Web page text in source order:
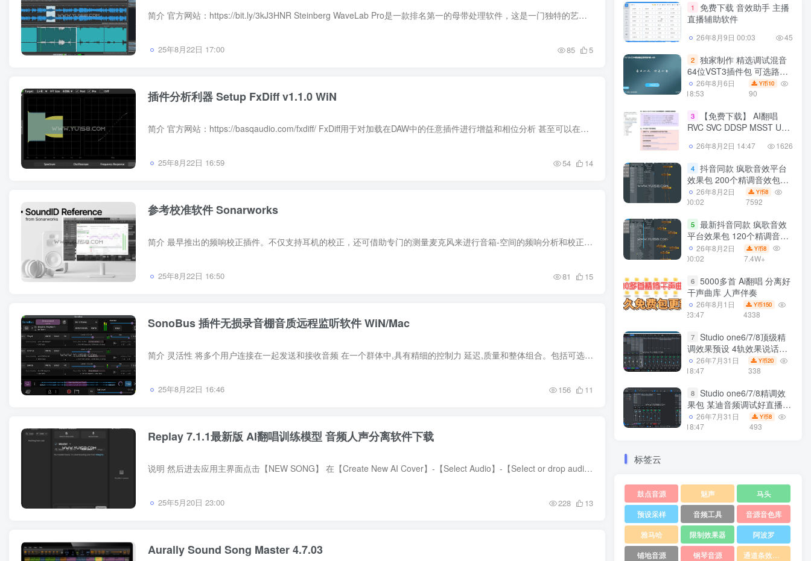
简介 官方网站：https://bit.ly/3kJ3HNR Steinberg WaveLab Pro是一款排名第一的母带处理软件，这是一门独特的艺术， 25 年来，WaveLab 一直是母带专业人士的首选。 WaveLab 是一个完整的母带处...
25年8月22日 17:00 85 5
插件分析利器 Setup FxDiff v1.1.0 WiN
简介 官方网站：https://basqaudio.com/fxdiff/ FxDiff用于对加载在DAW中的任意插件进行增益和相位分析 甚至可以在没有EQ曲线GUI的情况下呈现EQ插件的增益曲线 检查压缩器插件的压缩曲线和饱和...
25年8月22日 16:59 54 14
参考校准软件 Sonarworks
简介 最早推出的频响校正插件。不仅支持耳机的校正，还可借助专门的测量麦克风来进行音箱-空间的频响分析和校正（需升级功能版本），最高可支持9.1.6声道。而且在校正耳机的同时，还可进行空间...
25年8月22日 16:50 81 15
SonoBus 插件无损录音棚音质远程监听软件 WiN/Mac
简介 灵活性 将多个用户连接在一起发送和接收音频 在一个群体中,具有精细的控制力 延迟,质量和整体组合。包括可选输入 压缩、噪声栅极和 EQ 效应,以及 大师混响。所有设置都是 动态,网络统计清...
25年8月22日 16:46 156 11
Replay 7.1.1最新版 AI翻唱训练模型 音频人声分离软件下载
说明 然后进去应用主界面点击【NEW SONG】 在【Create New AI Cover】-【Select Audio】-【SeIect or drop audio here】 可以上传你的原始音乐文件 当然如果你想当场录制你自己的可以选【Record...
25年5月20日 23:00 228 13
Aurally Sound Song Master 4.7.03
1
免费下载 音效助手 主播
直播辅助软件
26年8月9日 00:03 45
2 独家制作 精选调试混音
64位VST3插件包 可选路径
一键安装600个效果器合集
v4.0 WiN 支持定制
26年8月6日
18:53
Y币10
90
3
【免费下载】 AI翻唱
RVC SVC DDSP MSST UVR
分离工具教程 整合包
26年8月2日 14:47 1626
4 抖音同款 疯歌音效平台
效果包 200个精调音效包
+软件自带170个音效+600
个插件全套 带安装教程
26年8月2日
00:02
Y币8
7592
5 最新抖音同款 疯歌音效
平台效果包 120个精调音效
包+软件自带170个音效
+600个插件 带安装教程全
26年8月2日
00:02
Y币8
7.4W+
6 5000多首 Ai翻唱 分离好
干声曲库 人声伴奏
26年8月1日
23:47
Y币150
4338
7 Studio one6/7/8顶级精
调效果预设 4轨效果说话唱
歌说唱怪兽音 声卡调试好直
播预设模板
26年7月31日
18:47
Y币20
338
8 Studio one6/7/8精调效
果包 某迪音频调试好直播预
设模板文件 二
26年7月31日
18:47
Y币8
493
标签云
鼓点音源 魅声
马头
预设采样
音频工具
音源音色库
雅马哈
限制效果器
阿波罗
铺地音源
钢琴音源
通道条效果器